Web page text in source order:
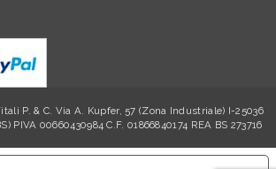
P. & C. Via A. Kupfer, 57 (Zona Industriale) I-25036
PIVA 00660430984 C.F. 01866840174 REA BS 273716